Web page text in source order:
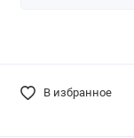
В избранное